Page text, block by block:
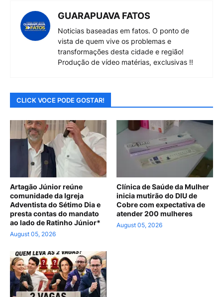
GUARAPUAVA FATOS
Noticias baseadas em fatos. O ponto de
vista de quem vive os problemas e
transformações desta cidade e região!
Produção de vídeo matérias, exclusivas !!
CLICK VOCE PODE GOSTAR!
Artagão Júnior reúne
comunidade da Igreja
Adventista do Sétimo Dia e
presta contas do mandato
ao lado de Ratinho Júnior*
August 05, 2026
Clínica de Saúde da Mulher
inicia mutirão do DIU de
Cobre com expectativa de
atender 200 mulheres
August 05, 2026